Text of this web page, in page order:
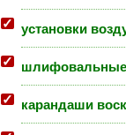
установки
шлифовальные
карандаши